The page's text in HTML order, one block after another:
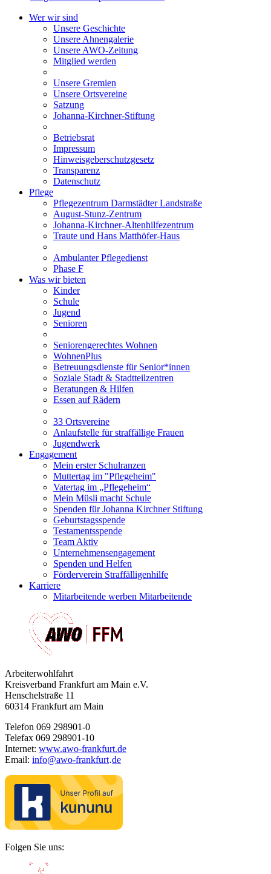
Wer wir sind
Unsere Geschichte
Unsere Ahnengalerie
Unsere AWO-Zeitung
Mitglied werden
Unsere Gremien
Unsere Ortsvereine
Satzung
Johanna-Kirchner-Stiftung
Betriebsrat
Impressum
Hinweisgeberschutzgesetz
Transparenz
Datenschutz
Pflege
Pflegezentrum Darmstädter Landstraße
August-Stunz-Zentrum
Johanna-Kirchner-Altenhilfezentrum
Traute und Hans Matthöfer-Haus
Ambulanter Pflegedienst
Phase F
Was wir bieten
Kinder
Schule
Jugend
Senioren
Seniorengerechtes Wohnen
WohnenPlus
Betreuungsdienste für Senior*innen
Soziale Stadt & Stadtteilzentren
Beratungen & Hilfen
Essen auf Rädern
33 Ortsvereine
Anlaufstelle für straffällige Frauen
Jugendwerk
Engagement
Mein erster Schulranzen
Muttertag im "Pflegeheim"
Vatertag im „Pflegeheim“
Mein Müsli macht Schule
Spenden für Johanna Kirchner Stiftung
Geburtstagsspende
Testamentsspende
Team Aktiv
Unternehmensengagement
Spenden und Helfen
Förderverein Straffälligenhilfe
Karriere
Mitarbeitende werben Mitarbeitende
Arbeiterwohlfahrt
Kreisverband Frankfurt am Main e.V.
Henschelstraße 11
60314 Frankfurt am Main
Telefon 069 298901-0
Telefax 069 298901-10
Internet: www.awo-frankfurt.de
Email: info@awo-frankfurt·de
Folgen Sie uns: